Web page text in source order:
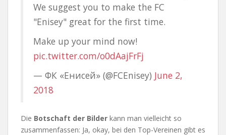
We suggest you to make the FC
"Enisey" great for the first time.
Make up your mind now!
pic.twitter.com/o0dAajFrFj
— ФК «Енисей» (@FCEnisey) June 2,
2018
Die Botschaft der Bilder kann man vielleicht so
zusammenfassen: Ja, okay, bei den Top-Vereinen gibt es